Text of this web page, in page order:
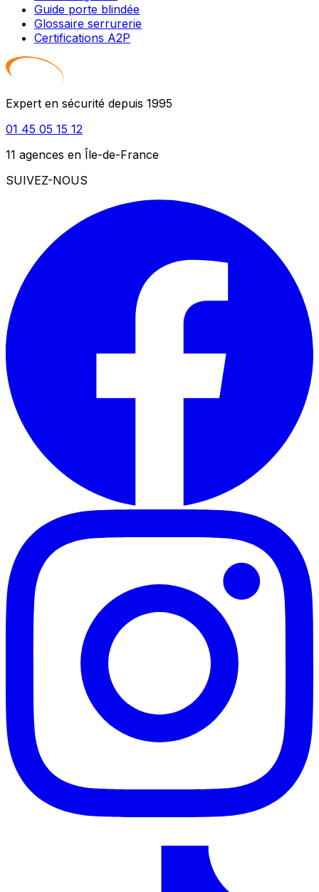
Guide porte blindée
Glossaire serrurerie
Certifications A2P
Expert en sécurité depuis 1995
01 45 05 15 12
11 agences en Île-de-France
SUIVEZ-NOUS